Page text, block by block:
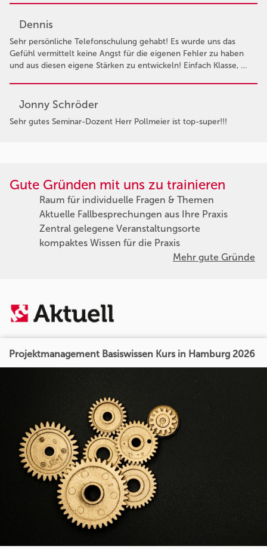
Dennis
Sehr persönliche Telefonschulung gehabt! Es wurde uns das
Gefühl vermittelt keine Angst für die eigenen Fehler zu haben
und aus diesen eigene Stärken zu entwickeln! Einfach Klasse, …
Jonny Schröder
Sehr gutes Seminar-Dozent Herr Pollmeier ist top-super!!!
Gute Gründen mit uns zu trainieren
Raum für individuelle Fragen & Themen
Aktuelle Fallbesprechungen aus Ihre Praxis
Zentral gelegene Veranstaltungsorte
kompaktes Wissen für die Praxis
Mehr gute Gründe
Projektmanagement Basiswissen Kurs in Hamburg 2026